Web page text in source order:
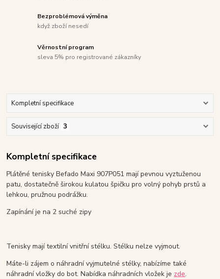
Bezproblémová výměna
když zboží nesedí
Věrnostní program
sleva 5% pro registrované zákazníky
Kompletní specifikace
Související zboží 3
Kompletní specifikace
Plátěné tenisky Befado Maxi 907P051 mají pevnou vyztuženou
patu, dostatečně širokou kulatou špičku pro volný pohyb prstů a
lehkou, pružnou podrážku.
Zapínání je na 2 suché zipy
Tenisky mají textilní vnitřní stélku. Stélku nelze vyjmout.
Máte-li zájem o náhradní vyjmutelné stélky, nabízíme také
náhradní vložky do bot. Nabídka náhradních vložek je zde.